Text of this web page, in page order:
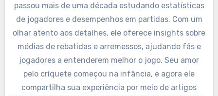
passou mais de uma década estudando estatísticas
de jogadores e desempenhos em partidas. Com um
olhar atento aos detalhes, ele oferece insights sobre
médias de rebatidas e arremessos, ajudando fãs e
jogadores a entenderem melhor o jogo. Seu amor
pelo críquete começou na infância, e agora ele
compartilha sua experiência por meio de artigos